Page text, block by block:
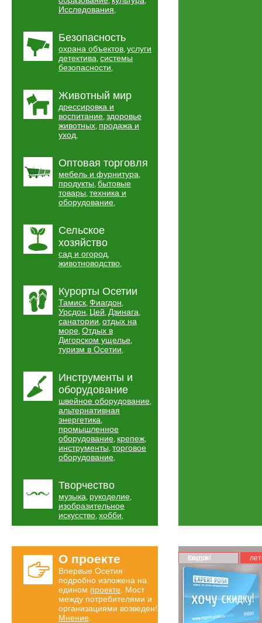
Исследования,
Безопасность
охрана объектов, услуги
детектива, системы
безопасности,
Животный мир
дрессировка и
воспитание, здоровье
животных, продажа и
уход,
Оптовая торговля
мебель и фурнитура,
продукты, бытовые
товары, техника и
оборудование,
Сельское
хозяйство
сад и огород,
животноводство,
Курорты Осетии
Тамиск, Фиагдон,
Урсдон, Цей, Дзинага,
санатории, отдых на
море, Отдых в
Дигорском ущелье,
туризм в Осетии,
Инструменты и
оборудование
швейное оборудование,
альтернативная
энергетика,
промышленное
оборудование, крепеж,
инструменты, торговое
оборудование,
Творчество
музыка, рукоделие,
изобразительное
искусство, хобби,
О проекте
Впервые Осетия
подробно изложена на
едином проекте . Мост
между потребителями и
организациями возведен!
Мнение
Карта скидок!